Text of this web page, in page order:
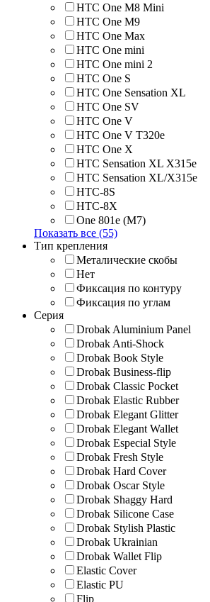
HTC One M8 Mini
HTC One M9
HTC One Max
HTC One mini
HTC One mini 2
HTC One S
HTC One Sensation XL
HTC One SV
HTC One V
HTC One V T320e
HTC One X
HTC Sensation XL X315e
HTC Sensation XL/X315e
HTC-8S
HTC-8X
One 801e (M7)
Показать все (55)
Тип крепления
Металические скобы
Нет
Фиксация по контуру
Фиксация по углам
Серия
Drobak Aluminium Panel
Drobak Anti-Shock
Drobak Book Style
Drobak Business-flip
Drobak Classic Pocket
Drobak Elastic Rubber
Drobak Elegant Glitter
Drobak Elegant Wallet
Drobak Especial Style
Drobak Fresh Style
Drobak Hard Cover
Drobak Oscar Style
Drobak Shaggy Hard
Drobak Silicone Case
Drobak Stylish Plastic
Drobak Ukrainian
Drobak Wallet Flip
Elastic Cover
Elastic PU
Flip